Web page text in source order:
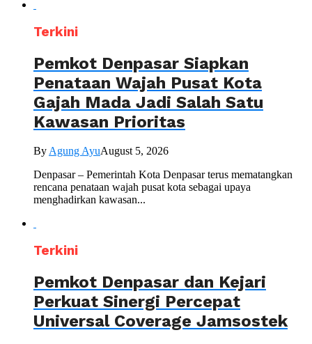
Terkini
Pemkot Denpasar Siapkan
Penataan Wajah Pusat Kota
Gajah Mada Jadi Salah Satu
Kawasan Prioritas
ByAgung AyuAugust 5, 2026
Denpasar – Pemerintah Kota Denpasar terus mematangkan
rencana penataan wajah pusat kota sebagai upaya
menghadirkan kawasan...
Terkini
Pemkot Denpasar dan Kejari
Perkuat Sinergi Percepat
Universal Coverage Jamsostek